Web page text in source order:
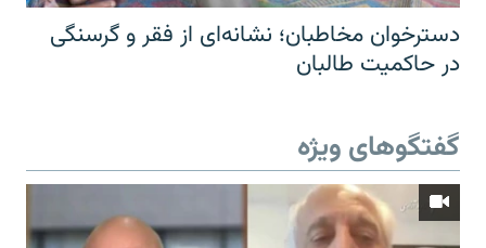
دسترخوان مخاطبان؛ نشانه‌ای از فقر و گرسنگی
در حاکمیت طالبان
گفتگوهای ویژه